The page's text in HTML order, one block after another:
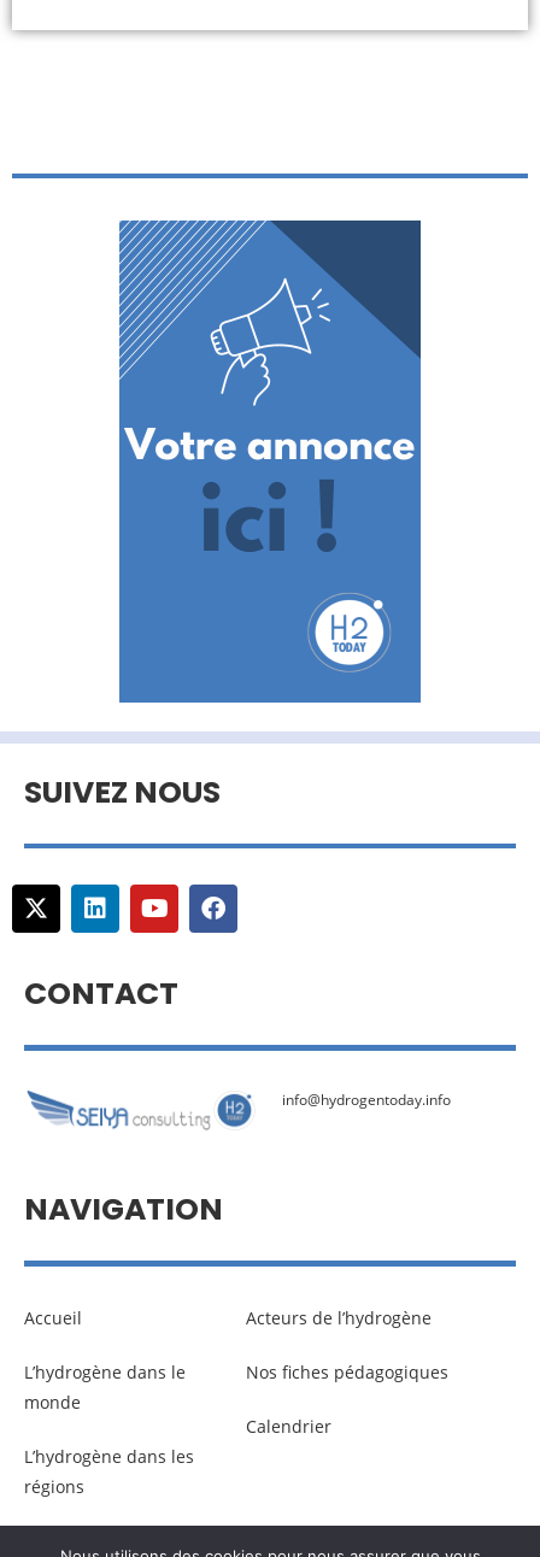
SUIVEZ NOUS
CONTACT
info@hydrogentoday.info
NAVIGATION
Accueil
L’hydrogène dans le
monde
L’hydrogène dans les
régions
Acteurs de l’hydrogène
Nos fiches pédagogiques
Calendrier